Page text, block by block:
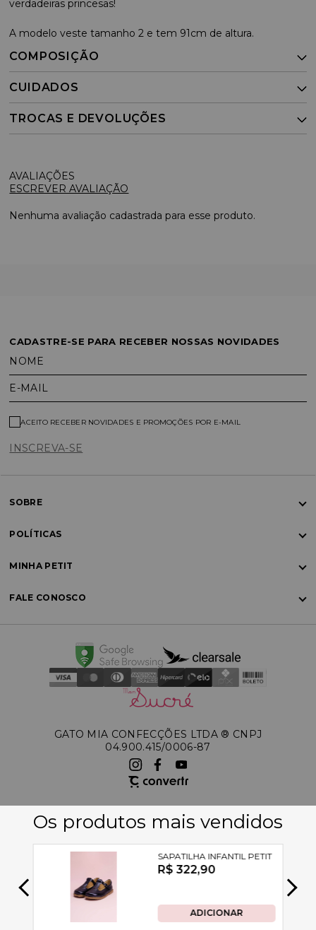
verdadeiras princesas!
A modelo veste tamanho 2 e tem 91cm de altura.
COMPOSIÇÃO
CUIDADOS
TROCAS E DEVOLUÇÕES
ESCREVER AVALIAÇÃO
Nenhuma avaliação cadastrada para esse produto.
CADASTRE-SE PARA RECEBER NOSSAS NOVIDADES
NOME
E-MAIL
INSCREVA-SE
ACEITO RECEBER NOVIDADES E PROMOÇÕES POR E-MAIL
SOBRE
POLÍTICAS
MINHA PETIT
FALE CONOSCO
GATO MIA CONFECÇÕES LTDA ®️ CNPJ
04.900.415/0006-87
A Petit Cherie utiliza tecnologias de acordo com nossa política de
privacidade e termos de uso, incluindo cookies. Ao permanecer navegando,